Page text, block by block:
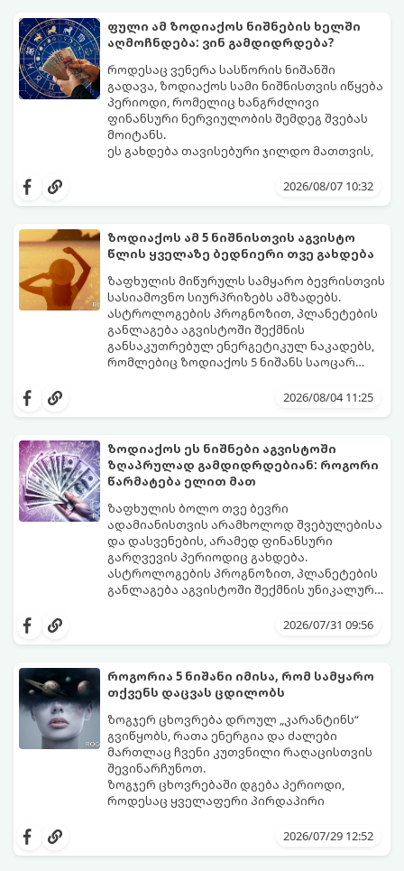
ფული ამ ზოდიაქოს ნიშნების ხელში
აღმოჩნდება: ვინ გამდიდრდება?
როდესაც ვენერა სასწორის ნიშანში
გადავა, ზოდიაქოს სამი ნიშნისთვის იწყება
პერიოდი, რომელიც ხანგრძლივი
ფინანსური ნერვიულობის შემდეგ შვებას
მოიტანს.
ეს გახდება თავისებური ჯილდო მათთვის,
იჩენდა და სირთულეების მიუხედავად წინ
სურვილების გადადებასა და ხარჯების
მკაცრ კონტროლს. თუმცა, ახლა სიტუაცია
თანდათან შეიცვლება.
პრობლემები, რომლებიც უსასრულო
გეგონათ, უკან დაიხევს, ამასთან ერთად კი
გაჩნდება მეტი ნდობა მომავლის მიმართ.
რთული პერიოდის შემდეგ ეს ნიშნები
შეძლებენ ამოისუნთქონ და დაინახონ
ახალი შესაძლებლობები.
2026/08/07 10:32
ზოდიაქოს ამ 5 ნიშნისთვის აგვისტო
წლის ყველაზე ბედნიერი თვე გახდება
ზაფხულის მიწურულს სამყარო ბევრისთვის
სასიამოვნო სიურპრიზებს ამზადებს.
ასტროლოგების პროგნოზით, პლანეტების
განლაგება აგვისტოში შექმნის
განსაკუთრებულ ენერგეტიკულ ნაკადებს,
რომლებიც ზოდიაქოს 5 ნიშანს საოცარ
ყველაზე ბედნიერი თვე აღმოჩნდება.
2026/08/04 11:25
ზოდიაქოს ეს ნიშნები აგვისტოში
ზღაპრულად გამდიდრდებიან: როგორი
წარმატება ელით მათ
ზაფხულის ბოლო თვე ბევრი
ადამიანისთვის არამხოლოდ შვებულებისა
და დასვენების, არამედ ფინანსური
გარღვევის პერიოდიც გახდება.
ასტროლოგების პროგნოზით, პლანეტების
განლაგება აგვისტოში შექმნის უნიკალურ
ზოდიაქოს 4 ნიშანს ფინანსური წარმატების
შორის, ვისაც აგვისტოში ფინანსური
2026/07/31 09:56
როგორია 5 ნიშანი იმისა, რომ სამყარო
თქვენს დაცვას ცდილობს
ზოგჯერ ცხოვრება დროულ „კარანტინს“
გვიწყობს, რათა ენერგია და ძალები
მართლაც ჩვენი კუთვნილი რაღაცისთვის
შევინარჩუნოთ.
ზოგჯერ ცხოვრებაში დგება პერიოდი,
როდესაც ყველაფერი პირდაპირი
იშლება მნიშვნელოვანი გარიგებები,
2026/07/29 12:52